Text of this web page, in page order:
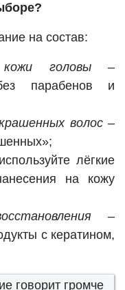
на состав:
головы–
парабенов и
волос–
лёгкие
на кожу
–
с кератином,
говорит громче